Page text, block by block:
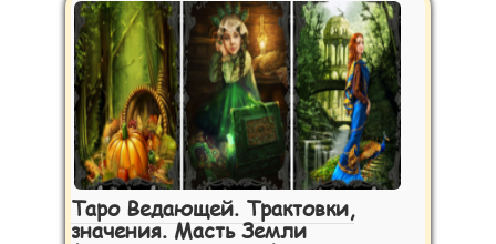
Таро Ведающей. Трактовки,
значения. Масть Земли